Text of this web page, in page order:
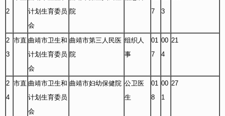
2
计划生育委员
会
院
7
3
2
3
市直 曲靖市卫生和
计划生育委员
会
曲靖市第三人民医
院
组织人
事
01
7
00
4
21
2
4
市直 曲靖市卫生和
计划生育委员
会
曲靖市妇幼保健院 公卫医
生
01
8
00
1
27